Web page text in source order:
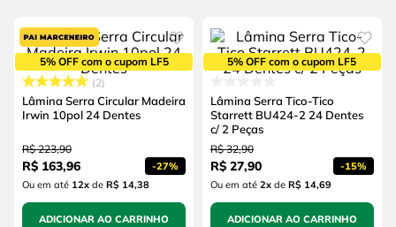
5% OFF com o cupom LF5
2
Lâmina Serra Circular Madeira
Irwin 10pol 24 Dentes
R$ 223,90
R$ 163,96 -27%
Ou em até 12xde R$ 14,38
ADICIONAR AO CARRINHO
5% OFF com o cupom LF5
Lâmina Serra Tico-Tico
Starrett BU424-2 24 Dentes
c/ 2 Peças
R$ 32,90
R$ 27,90 -15%
Ou em até 2xde R$ 14,69
ADICIONAR AO CARRINHO